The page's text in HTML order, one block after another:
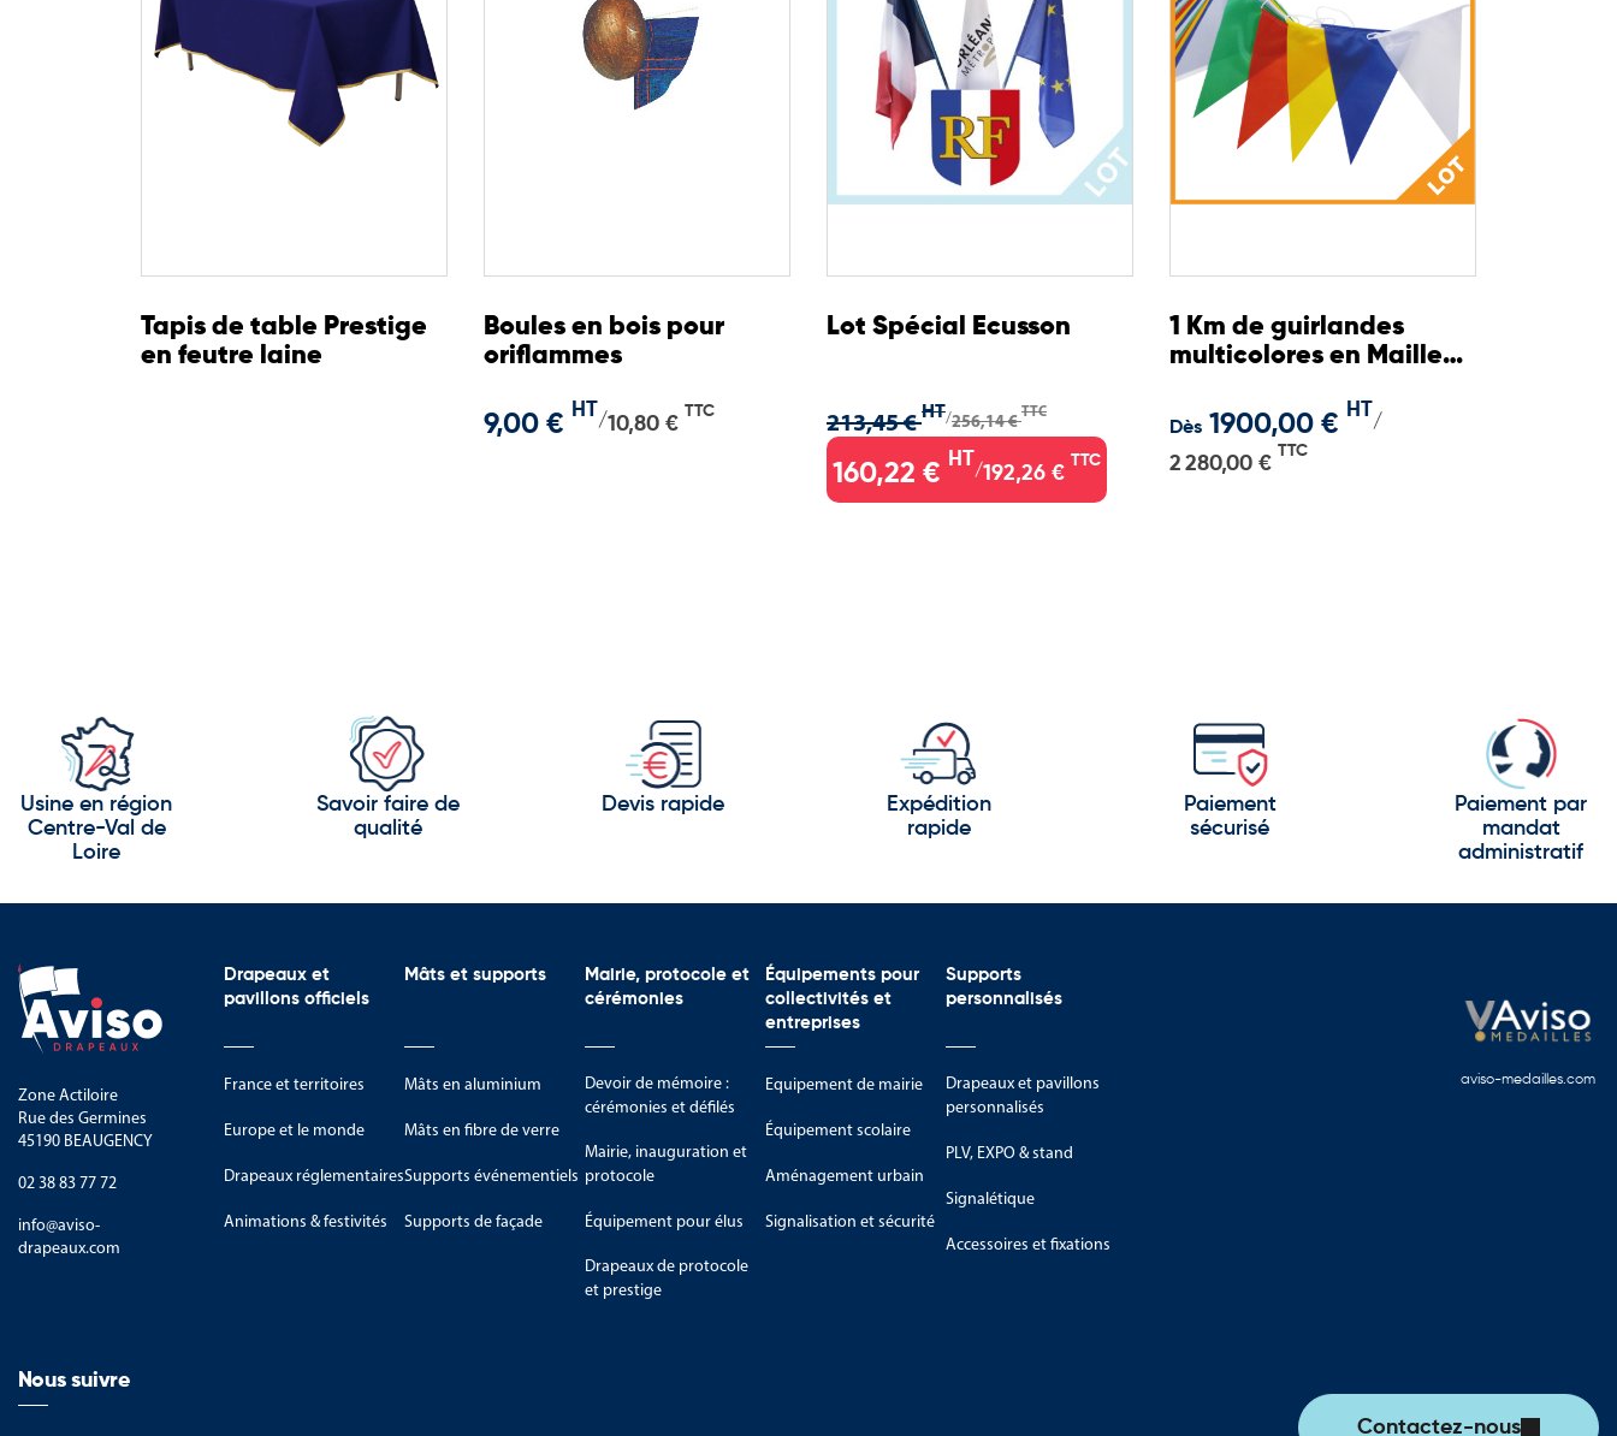
Tapis de table Prestige
en feutre laine
Boules en bois pour
oriflammes
9,00 € HT /10,80 €
TTC
Lot Spécial Ecusson
213,45 € HT/256,14 € TTC
160,22 € HT/192,26 €
TTC
1 Km de guirlandes
multicolores en Maille
Dès 1900,00 € HT
/
2 280,00 €
TTC
Usine en région
Centre-Val de
Loire
Savoir faire de
qualité
Devis rapide
Expédition
rapide
Paiement
sécurisé
Paiement par
mandat
administratif
Zone Actiloire
Rue des Germines
45190 BEAUGENCY
02 38 83 77 72
info@aviso-
drapeaux.com
Drapeaux et
pavillons officiels
France et territoires
Europe et le monde
Drapeaux réglementaires
Animations & festivités
Mâts et supports
Mâts en aluminium
Mâts en fibre de verre
Supports événementiels
Supports de façade
Mairie, protocole et
cérémonies
Devoir de mémoire :
cérémonies et défilés
Mairie, inauguration et
protocole
Équipement pour élus
Drapeaux de protocole
et prestige
Équipements pour
collectivités et
entreprises
Equipement de mairie
Équipement scolaire
Aménagement urbain
Signalisation et sécurité
Supports
personnalisés
Drapeaux et pavillons
personnalisés
PLV, EXPO & stand
Signalétique
Accessoires et fixations
aviso-medailles.com
Nous suivre
Contactez-nous